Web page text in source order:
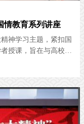
情教育系列讲座
神学习主题，紧扣国
授课，旨在与高校学